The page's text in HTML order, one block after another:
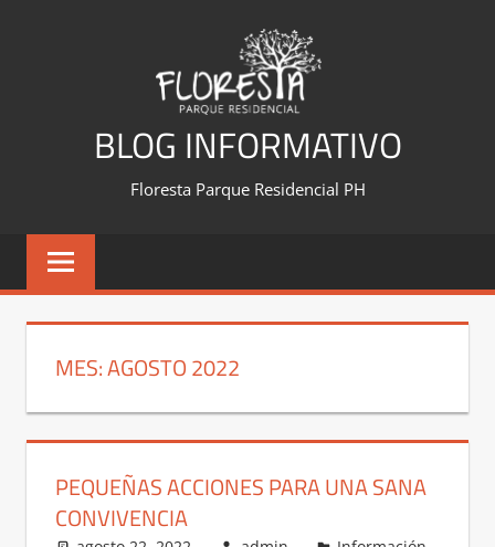
BLOG INFORMATIVO
Floresta Parque Residencial PH
MES:AGOSTO 2022
PEQUEÑAS ACCIONES PARA UNA SANA
CONVIVENCIA